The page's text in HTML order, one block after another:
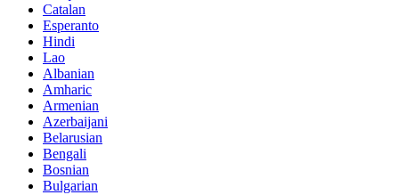
Catalan
Esperanto
Hindi
Lao
Albanian
Amharic
Armenian
Azerbaijani
Belarusian
Bengali
Bosnian
Bulgarian